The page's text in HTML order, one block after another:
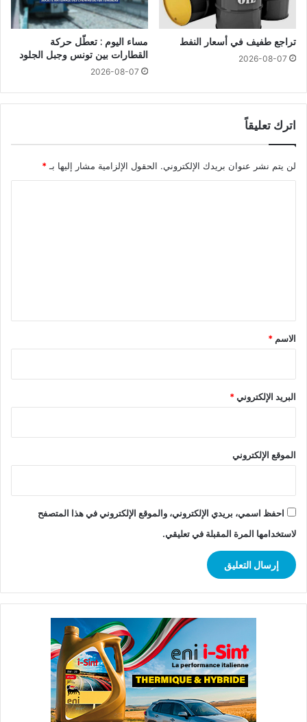
تراجع طفيف في أسعار النفط
2026-08-07
مساء اليوم : تعطّل حركة
القطارات بين تونس وجبل الجلود
2026-08-07
اترك تعليقاً
لن يتم نشر عنوان بريدك الإلكتروني. الحقول الإلزامية مشار إليها بـ*
*
الاسم *
البريد الإلكتروني*
الموقع الإلكتروني
احفظ اسمي، بريدي الإلكتروني، والموقع الإلكتروني في هذا المتصفح
لاستخدامها المرة المقبلة في تعليقي.